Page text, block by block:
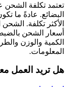
تعتمد تكلفة الشحن
الأكثر تكلفة.
أسعار الشحن
الكمية والوزن
المعلومات.
هل تريد العمل